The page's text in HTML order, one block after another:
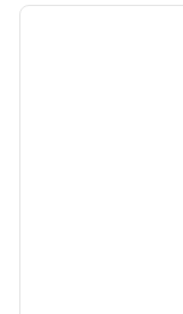
1 av 12